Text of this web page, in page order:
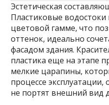
Эстетическая
Пластиковые
цветовой гамме, что
оттенок, идеально
фасадом здания.
пластика еще на этапе
мелкие царапины,
процессе
не портят внешний вид